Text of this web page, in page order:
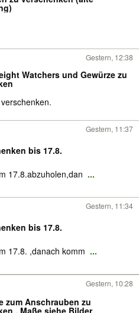
Gestern, 12:38
Watchers und Gewürze zu
Gestern, 11:37
bis 17.8.
17.8.abzuholen,dan ...
Gestern, 11:34
bis 17.8.
17.8. ,danach komm ...
Gestern, 10:28
zum Anschrauben zu
. Maße siehe Bilder.